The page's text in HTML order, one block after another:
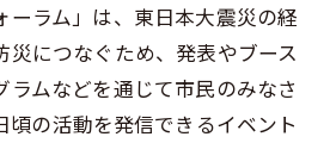
ーラム」は、東日本大震災の経
災につなぐため、発表やブース
ラムなどを通じて市民のみなさ
頃の活動を発信できるイベント